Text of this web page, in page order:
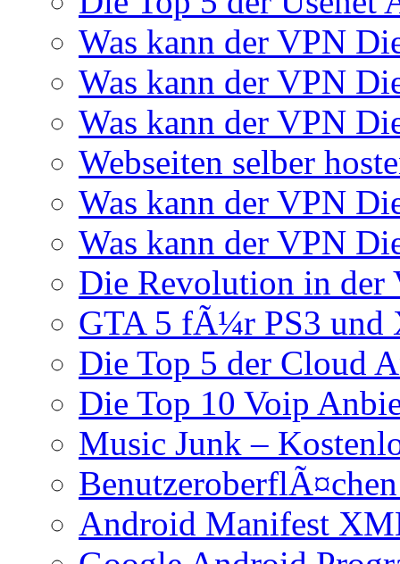
Was kann der VPN
Was kann der VPN
Was kann der VPN
Webseiten selber
Was kann der VPN
Was kann der VPN
Die Revolution in
GTA 5 fÃ¼r PS3 und
Die Top 5 der Cloud
Die Top 10 Voip
Music Junk –
Android Manifest